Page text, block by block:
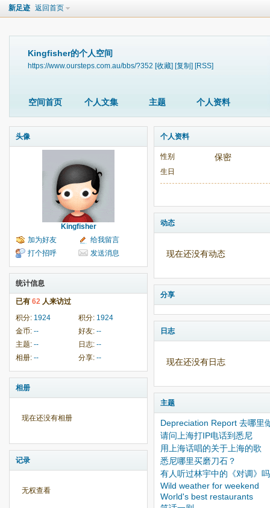
新足迹 返回首页
Kingfisher的个人空间
https://www.oursteps.com.au/bbs/?352 [收藏] [复制] [RSS]
空间首页 个人文集 主题 个人资料
头像
Kingfisher
加为好友
给我留言
打个招呼
发送消息
统计信息
已有 62 人来访过
积分: 1924 积分: 1924
金币: -- 好友: --
主题: -- 日志: --
相册: -- 分享: --
相册
现在还没有相册
记录
无权查看
个人资料
性别 保密
生日
动态
现在还没有动态
分享
日志
现在还没有日志
主题
Depreciation Report 去哪里
请问上海打IP电话到悉尼
用上海话唱的关于上海的歌
悉尼哪里买磨刀石？
有人听过林宇中的《对调》
Wild weather for weekend
World's best restaurants